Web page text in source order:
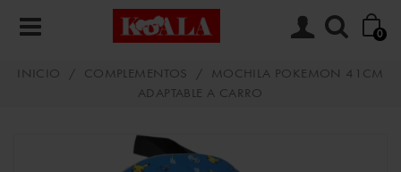
0
INICIO / COMPLEMENTOS /
MOCHILA POKEMON 41CM
ADAPTABLE A CARRO